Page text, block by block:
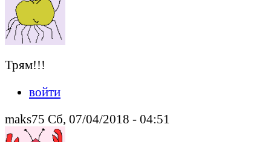
Трям!!!
войти
maks75 Сб, 07/04/2018 - 04:51